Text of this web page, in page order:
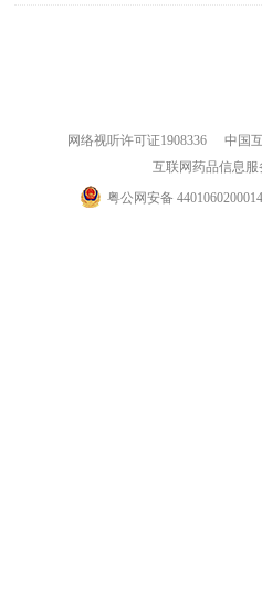
网络视听许可证1908336
中国
互联网药品信息服
粤公网安备